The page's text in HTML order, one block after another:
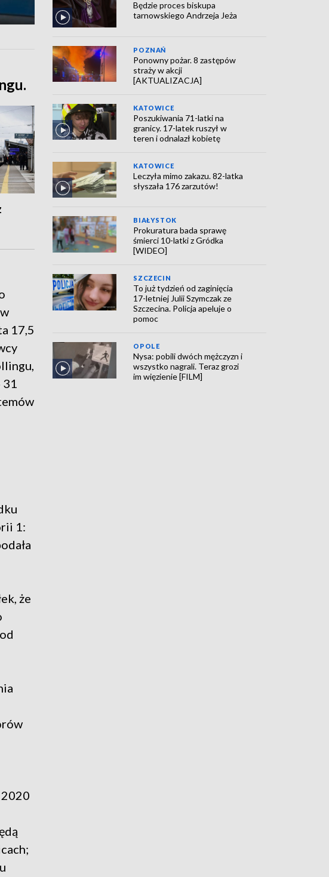
17,5
31
1:
że
Będzie proces biskupa
tarnowskiego Andrzeja Jeża
POZNAŃ
Ponowny pożar. 8 zastępów
straży w akcji
[AKTUALIZACJA]
KATOWICE
Poszukiwania 71-latki na
granicy. 17-latek ruszył w
teren i odnalazł kobietę
KATOWICE
Leczyła mimo zakazu. 82-latka
słyszała 176 zarzutów!
BIAŁYSTOK
Prokuratura bada sprawę
śmierci 10-latki z Gródka
[WIDEO]
SZCZECIN
To już tydzień od zaginięcia
17-letniej Julii Szymczak ze
Szczecina. Policja apeluje o
pomoc
OPOLE
Nysa: pobili dwóch mężczyzn i
wszystko nagrali. Teraz grozi
im więzienie [FILM]